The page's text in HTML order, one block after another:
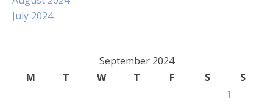
July 2024
September 2024
M
T W T F S
S
1